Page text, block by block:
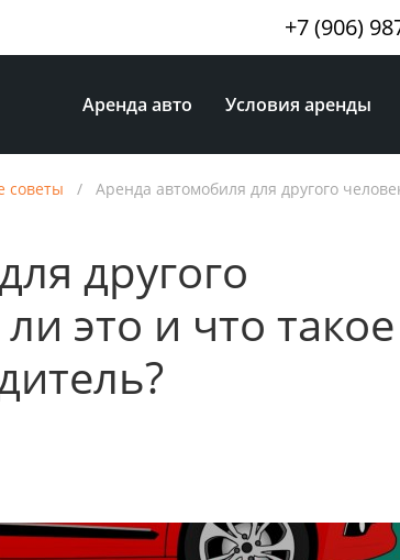
+7 (906)
Аренда авто Условия аренды
советы / Аренда автомобиля для другого
другого
это и что такое